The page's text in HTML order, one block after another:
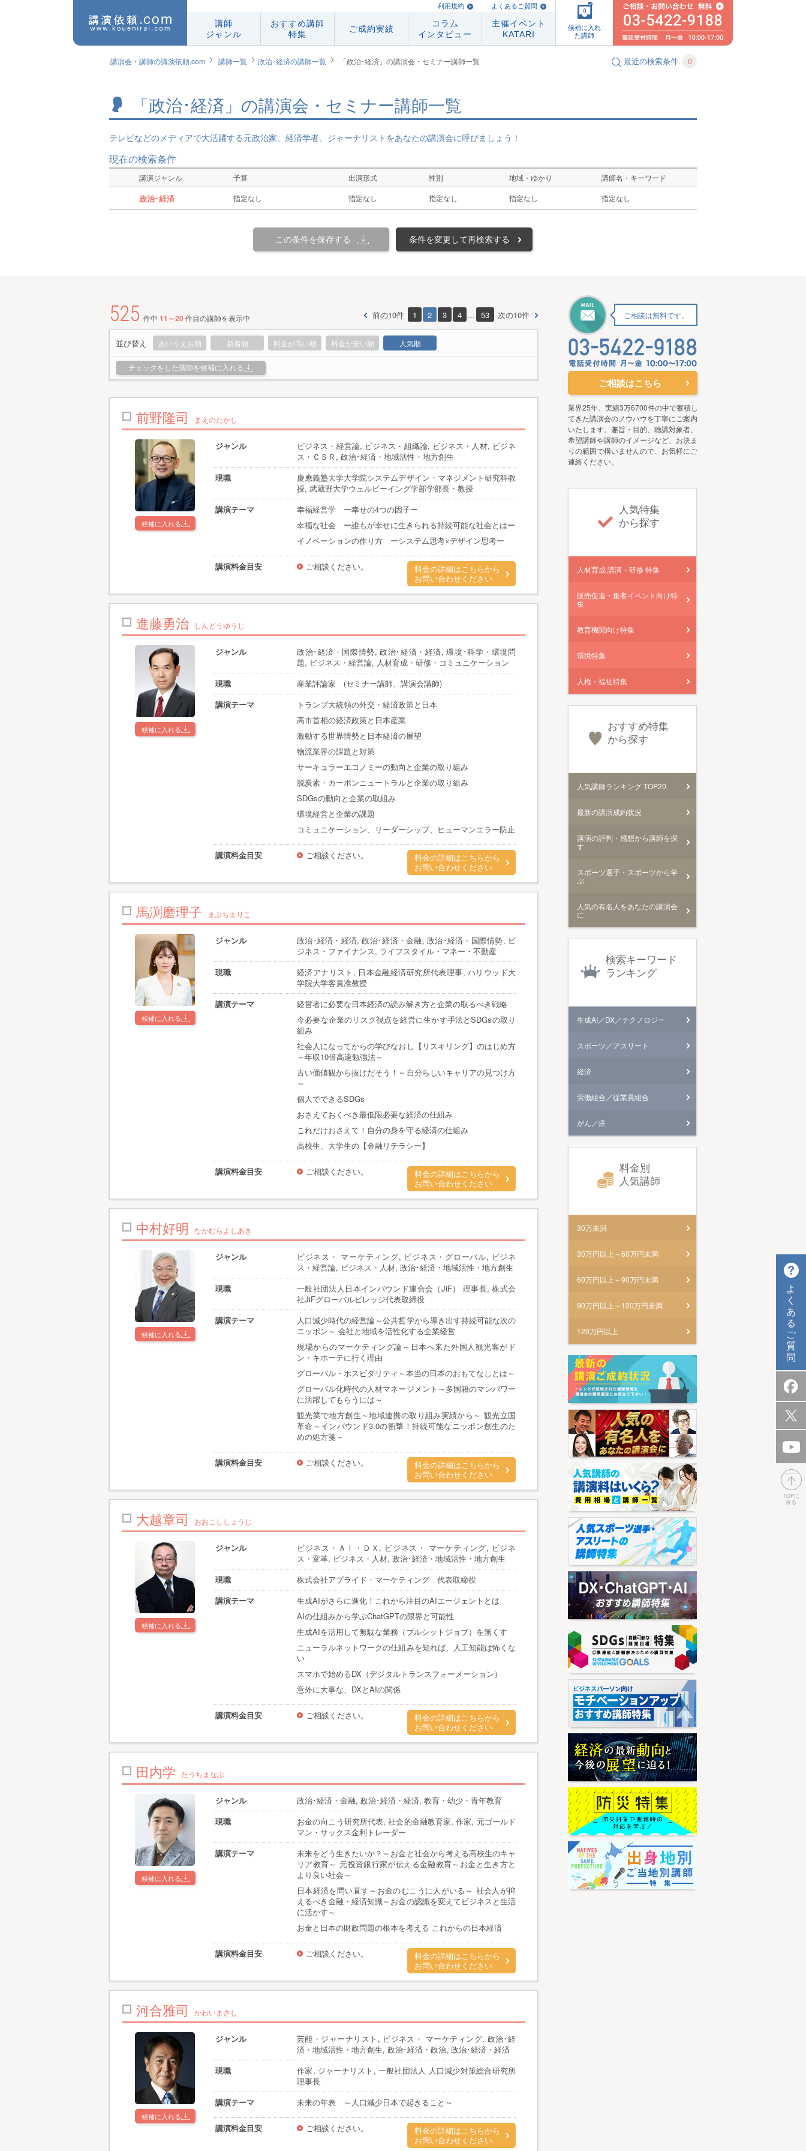
利用規約 よくあるご質問
講師
ジャンル
おすすめ講師
特集
ご成約実績
コラム
インタビュー
主催イベント
KATARI
0
候補に入れ
た講師
講演会・講師の講演依頼.com 講師一覧 政治･経済の講師一覧 「政治･経済」の講演会・セミナー講師一覧 最近の検索条件 0
「政治･経済」の講演会・セミナー講師一覧
テレビなどのメディアで大活躍する元政治家、経済学者、ジャーナリストをあなたの講演会に呼びましょう！
現在の検索条件
講演ジャンル 予算 出演形式 性別 地域・ゆかり 講師名・キーワード
政治･経済 指定なし 指定なし 指定なし 指定なし 指定なし
この条件を保存する 条件を変更して再検索する
525 件中 11～20件目の講師を表示中 前の10件 1 2 3 4 ... 53 次の10件
並び替え あいうえお順 新着順 料金が高い順 料金が安い順 人気順
チェックをした講師を候補に入れる
前野隆司 まえのたかし
候補に入れる
ジャンル
ビジネス・経営論, ビジネス・組織論, ビジネス・人材, ビジネ
ス・ＣＳＲ, 政治･経済・地域活性・地方創生
現職
慶應義塾大学大学院システムデザイン・マネジメント研究科教
授, 武蔵野大学ウェルビーイング学部学部長・教授
講演テーマ
幸福経営学 ー幸せの4つの因子ー
幸福な社会 ー誰もが幸せに生きられる持続可能な社会とはー
イノベーションの作り方 ーシステム思考×デザイン思考ー
講演料金目安 ご相談ください。
料金の詳細はこちらから
お問い合わせください
進藤勇治 しんどうゆうじ
候補に入れる
ジャンル
政治･経済・国際情勢, 政治･経済・経済, 環境･科学・環境問
題, ビジネス・経営論, 人材育成・研修・コミュニケーション
現職
産業評論家 (セミナー講師、講演会講師)
講演テーマ
トランプ大統領の外交・経済政策と日本
高市首相の経済政策と日本産業
激動する世界情勢と日本経済の展望
物流業界の課題と対策
サーキュラーエコノミーの動向と企業の取り組み
脱炭素・カーボンニュートラルと企業の取り組み
SDGsの動向と企業の取組み
環境経営と企業の課題
コミュニケーション、リーダーシップ、ヒューマンエラー防止
講演料金目安 ご相談ください。
料金の詳細はこちらから
お問い合わせください
馬渕磨理子 まぶちまりこ
候補に入れる
ジャンル
政治･経済・経済, 政治･経済・金融, 政治･経済・国際情勢, ビ
ジネス・ファイナンス, ライフスタイル・マネー・不動産
現職
経済アナリスト, 日本金融経済研究所代表理事, ハリウッド大
学院大学客員准教授
講演テーマ
経営者に必要な日本経済の読み解き方と企業の取るべき戦略
今必要な企業のリスク視点を経営に生かす手法とSDGsの取り
組み
社会人になってからの学びなおし【リスキリング】のはじめ方
～年収10倍高速勉強法～
古い価値観から抜けだそう！～自分らしいキャリアの見つけ方
～
個人でできるSDGs
おさえておくべき最低限必要な経済の仕組み
これだけおさえて！自分の身を守る経済の仕組み
高校生、大学生の【金融リテラシー】
講演料金目安 ご相談ください。
料金の詳細はこちらから
お問い合わせください
中村好明 なかむらよしあき
候補に入れる
ジャンル
ビジネス・ マーケティング, ビジネス・グローバル, ビジネ
ス・経営論, ビジネス・人材, 政治･経済・地域活性・地方創生
現職
一般社団法人日本インバウンド連合会（JiF） 理事長, 株式会
社JiFグローバルビレッジ代表取締役
講演テーマ
人口減少時代の経営論～公共哲学から導き出す持続可能な次の
ニッポン～ 会社と地域を活性化する企業経営
現場からのマーケティング論～日本へ来た外国人観光客がド
ン・キホーテに行く理由
グローバル・ホスピタリティ～本当の日本のおもてなしとは～
グローバル化時代の人材マネージメント～多国籍のマンパワー
に活躍してもらうには～
観光業で地方創生～地域連携の取り組み実績から～ 観光立国
革命～インバウンド3.0の衝撃！持続可能なニッポン創生のた
めの処方箋～
講演料金目安 ご相談ください。
料金の詳細はこちらから
お問い合わせください
大越章司 おおこししょうじ
候補に入れる
ジャンル
ビジネス・ＡＩ・ＤＸ, ビジネス・ マーケティング, ビジネ
ス・変革, ビジネス・人材, 政治･経済・地域活性・地方創生
現職
株式会社アプライド・マーケティング 代表取締役
講演テーマ
生成AIがさらに進化！これから注目のAIエージェントとは
AIの仕組みから学ぶChatGPTの限界と可能性
生成AIを活用して無駄な業務（ブルシットジョブ）を無くす
ニューラルネットワークの仕組みを知れば、人工知能は怖くな
い
スマホで始めるDX（デジタルトランスフォーメーション）
意外に大事な、DXとAIの関係
講演料金目安 ご相談ください。
料金の詳細はこちらから
お問い合わせください
田内学 たうちまなぶ
候補に入れる
ジャンル
政治･経済・金融, 政治･経済・経済, 教育・幼少・青年教育
現職
お金の向こう研究所代表, 社会的金融教育家, 作家, 元ゴールド
マン・サックス金利トレーダー
講演テーマ
未来をどう生きたいか？～お金と社会から考える高校生のキャ
リア教育～ 元投資銀行家が伝える金融教育～お金と生き方と
より良い社会～
日本経済を問い直す～お金のむこうに人がいる～ 社会人が抑
えるべき金融・経済知識～お金の認識を変えてビジネスと生活
に活かす～
お金と日本の財政問題の根本を考える これからの日本経済
講演料金目安 ご相談ください。
料金の詳細はこちらから
お問い合わせください
河合雅司 かわいまさし
候補に入れる
ジャンル
芸能・ジャーナリスト, ビジネス・ マーケティング, 政治･経
済・地域活性・地方創生, 政治･経済・政治, 政治･経済・経済
現職
作家, ジャーナリスト, 一般社団法人 人口減少対策総合研究所
理事長
講演テーマ
未来の年表 ～人口減少日本で起きること～
講演料金目安 ご相談ください。
料金の詳細はこちらから
お問い合わせください
ご相談は無料です。
ご相談はこちら
業界25年、実績3万6700件の中で蓄積し
てきた講演会のノウハウを丁寧にご案内
いたします。趣旨・目的、聴講対象者、
希望講師や講師のイメージなど、お決ま
りの範囲で構いませんので、お気軽にご
連絡ください。
人気特集
から探す
人材育成 講演・研修 特集
販売促進・集客イベント向け特
集
教育機関向け特集
環境特集
人権・福祉特集
おすすめ特集
から探す
人気講師ランキング TOP20
最新の講演成約状況
講演の評判・感想から講師を探
す
スポーツ選手・スポーツから学
ぶ
人気の有名人をあなたの講演会
に
検索キーワード
ランキング
生成AI／DX／テクノロジー
スポーツ／アスリート
経済
労働組合／従業員組合
がん／癌
料金別
人気講師
30万未満
30万円以上～60万円未満
60万円以上～90万円未満
90万円以上～120万円未満
120万円以上
よ
く
あ
る
ご
質
問
TOPに
戻る